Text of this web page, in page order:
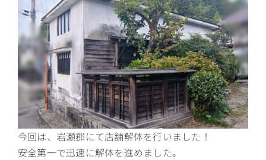
今回は、岩瀬郡にて店舗解体を行いました！
安全第一で迅速に解体を進めました。